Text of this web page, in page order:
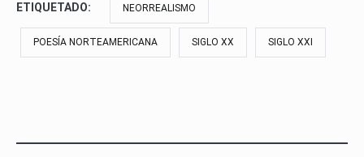
ETIQUETADO: NEORREALISMO
POESÍA NORTEAMERICANA SIGLO XX SIGLO XXI